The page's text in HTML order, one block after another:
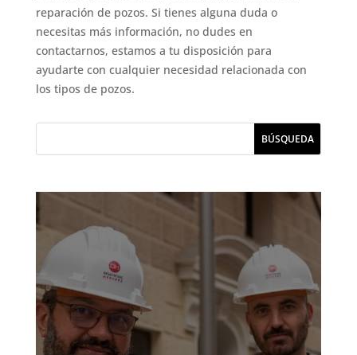
reparación de pozos. Si tienes alguna duda o
necesitas más información, no dudes en
contactarnos, estamos a tu disposición para
ayudarte con cualquier necesidad relacionada con
los tipos de pozos.